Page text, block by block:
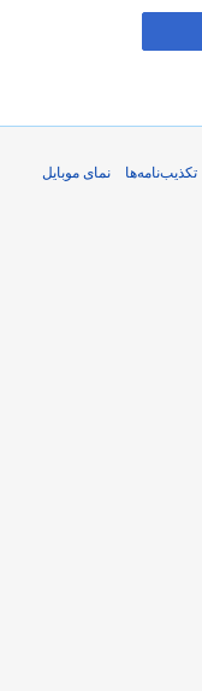
تکذیب‌نامه‌ها نمای موبایل